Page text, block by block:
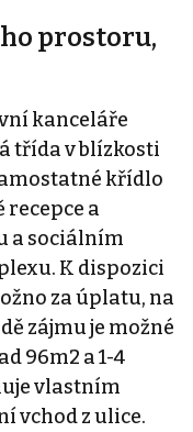
prostoru,
kanceláře
třída v blízkosti
křídlo
recepce a
a sociálním
K dispozici
za úplatu, na
zájmu je možné
96m2 a 1-4
vlastním
vchod z ulice.